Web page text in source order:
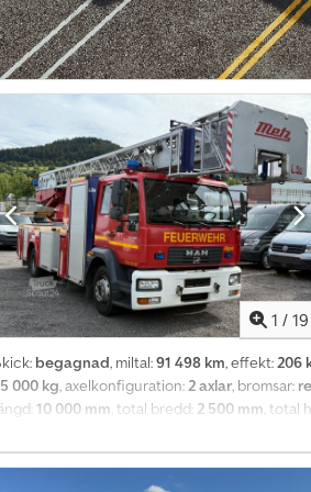
1 / 19
begagnad, miltal:91 498 km, effekt: 206
000 kg , axelkonfiguration: 2 axlar, bromsar:
10 000 mm , total bredd: 2 500 mm , total
, MAN LE 15.280 med Metz
grundfordon: * Luftkonditionering *
* Automatväxellåda ZF 5 HP 590 med